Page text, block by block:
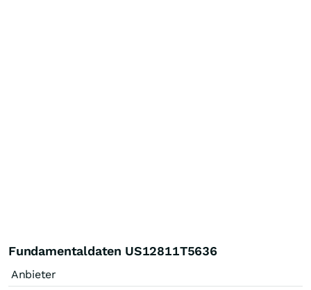
Fundamentaldaten US12811T5636
Anbieter